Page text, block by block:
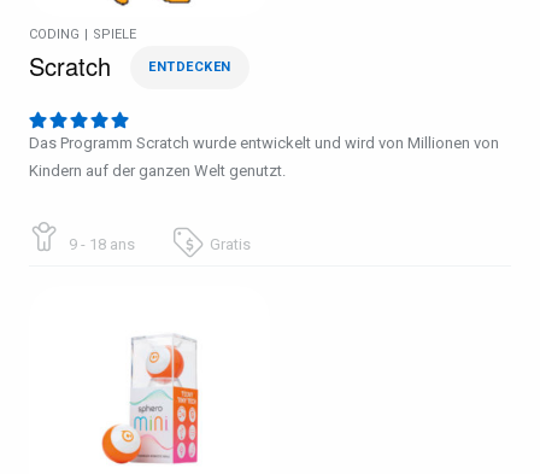
CODING | SPIELE
Scratch ENTDECKEN
Das Programm Scratch wurde entwickelt und wird von Millionen von
Kindern auf der ganzen Welt genutzt.
9 - 18 ans Gratis